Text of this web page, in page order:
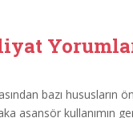
bazı hususların
asansör kullanımın